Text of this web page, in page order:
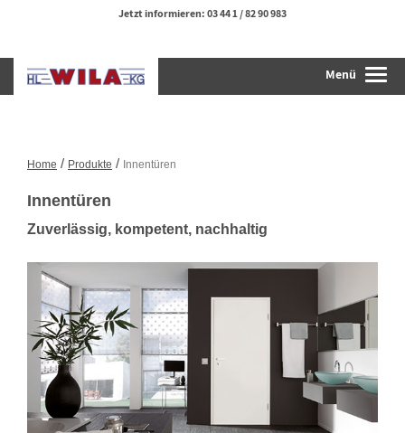
Jetzt informieren: 03 44 1 / 82 90 983
Menü
Home / Produkte / Innentüren
Innentüren
Zuverlässig, kompetent, nachhaltig